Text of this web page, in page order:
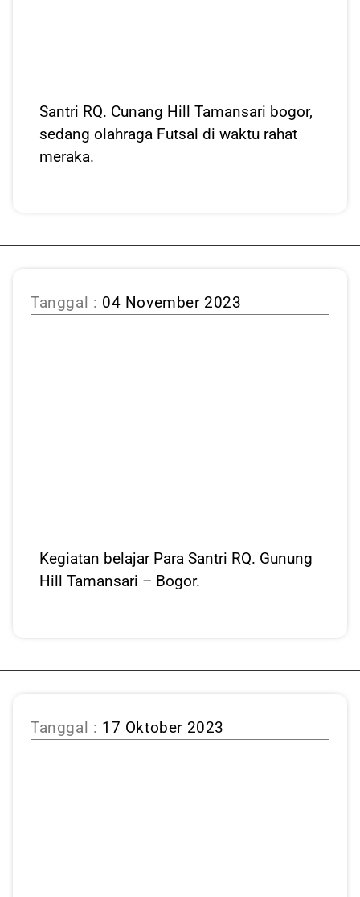
Santri RQ. Cunang Hill Tamansari bogor,
sedang olahraga Futsal di waktu rahat
meraka.
Tanggal : 04 November 2023
Kegiatan belajar Para Santri RQ. Gunung
Hill Tamansari – Bogor.
Tanggal : 17 Oktober 2023